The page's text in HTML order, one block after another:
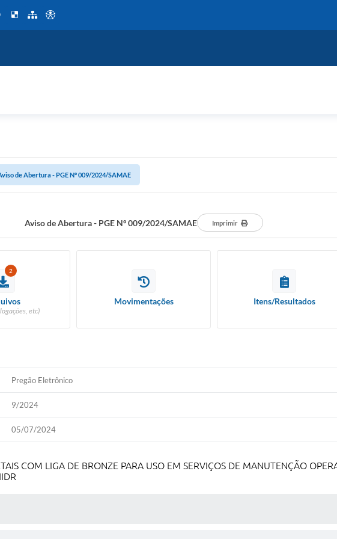
de Abertura - PGE Nº 009/2024/SAMAE
Aviso de Abertura - PGE Nº 009/2024/SAMAE Imprimir
2
etc)
Movimentações Itens/Resultados
Pregão Eletrônico
9/2024
05/07/2024
COM LIGA DE BRONZE PARA USO EM SERVIÇOS DE MANUTENÇÃO